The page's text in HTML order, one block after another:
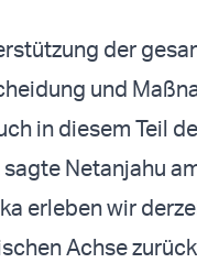
der
und
in diesem Teil
Netanjahu
erleben wir
Achse